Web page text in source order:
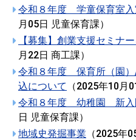
令和８年度 学童保育室入
月05日 児童保育課）
【募集】創業支援セミナ
月22日 商工課）
令和８年度 保育所（園
込について
（2025年10月
令和８年度 幼稚園 新入
日 児童保育課）
地域史発掘事業 （2025年